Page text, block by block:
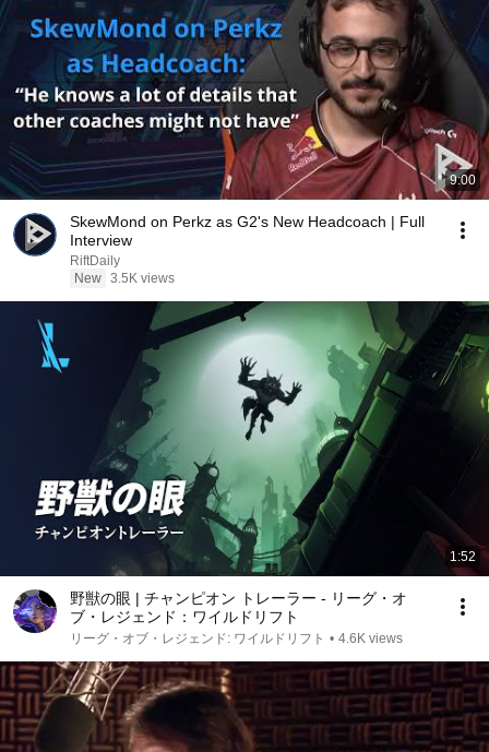
9:00
SkewMond on Perkz as G2's New Headcoach | Full
Interview
RiftDaily
New 3.5K views
1:52
野獣の眼 | チャンピオン トレーラー - リーグ・オ
ブ・レジェンド：ワイルドリフト
リーグ・オブ・レジェンド: ワイルドリフト • 4.6K views